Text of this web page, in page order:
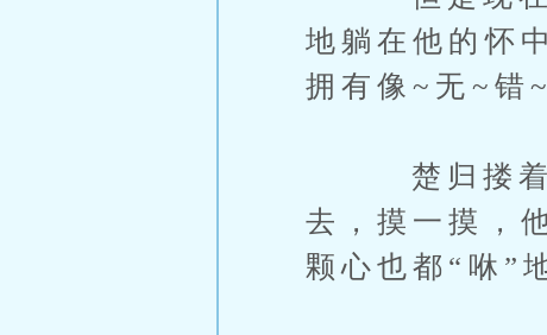
地躺在他的怀
拥有像~无~错
楚归搂着继
去，摸一摸，
颗心也都“咻”